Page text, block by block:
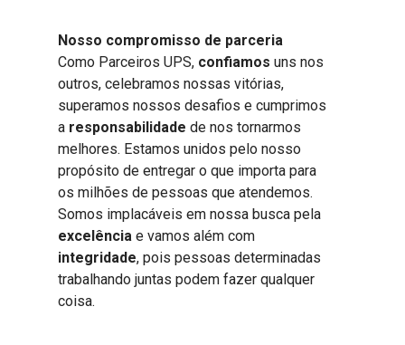
Nosso compromisso de parceria
Como Parceiros UPS, confiamos uns nos
outros, celebramos nossas vitórias,
superamos nossos desafios e cumprimos
a responsabilidade de nos tornarmos
melhores. Estamos unidos pelo nosso
propósito de entregar o que importa para
os milhões de pessoas que atendemos.
Somos implacáveis em nossa busca pela
excelência e vamos além com
integridade, pois pessoas determinadas
trabalhando juntas podem fazer qualquer
coisa.